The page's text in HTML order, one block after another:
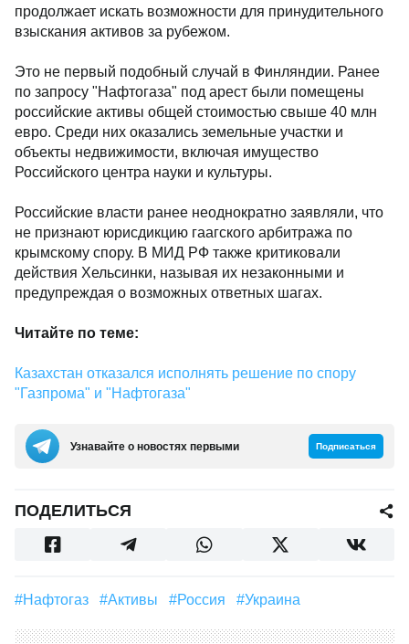
продолжает искать возможности для принудительного
взыскания активов за рубежом.
Это не первый подобный случай в Финляндии. Ранее
по запросу "Нафтогаза" под арест были помещены
российские активы общей стоимостью свыше 40 млн
евро. Среди них оказались земельные участки и
объекты недвижимости, включая имущество
Российского центра науки и культуры.
Российские власти ранее неоднократно заявляли, что
не признают юрисдикцию гаагского арбитража по
крымскому спору. В МИД РФ также критиковали
действия Хельсинки, называя их незаконными и
предупреждая о возможных ответных шагах.
Читайте по теме:
Казахстан отказался исполнять решение по спору
"Газпрома" и "Нафтогаза"
Узнавайте о новостях первыми Подписаться
ПОДЕЛИТЬСЯ
#Нафтогаз #Активы #Россия #Украина